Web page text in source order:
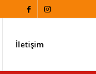
İletişim